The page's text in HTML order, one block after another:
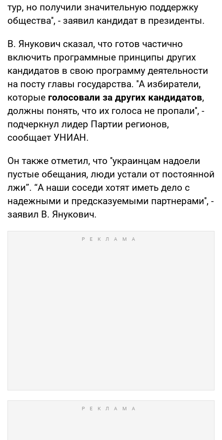
тур, но получили значительную поддержку
общества'', - заявил кандидат в президенты.
В. Янукович сказал, что готов частично
включить программные принципы других
кандидатов в свою программу деятельности
на посту главы государства. ''А избиратели,
которые голосовали за других кандидатов,
должны понять, что их голоса не пропали'', -
подчеркнул лидер Партии регионов,
сообщает УНИАН.
Он также отметил, что ''украинцам надоели
пустые обещания, люди устали от постоянной
лжи”. “А наши соседи хотят иметь дело с
надежными и предсказуемыми партнерами'', -
заявил В. Янукович.